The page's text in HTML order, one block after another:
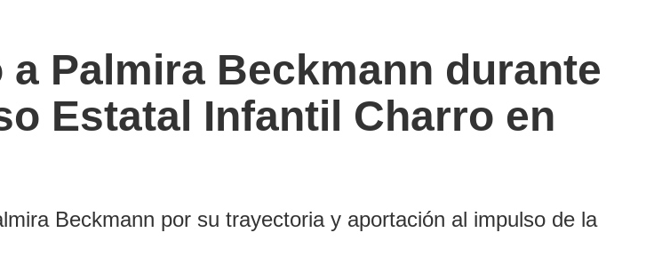
Palmira Beckmann durante
Estatal Infantil Charro en
Beckmann por su trayectoria y aportación al impulso de la